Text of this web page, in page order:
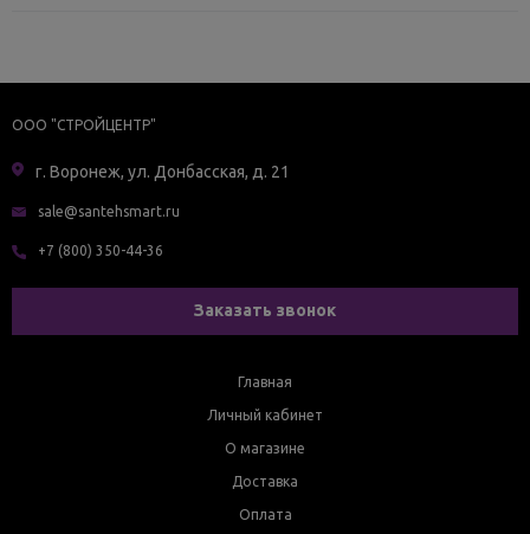
ООО "СТРОЙЦЕНТР"
г. Воронеж, ул. Донбасская, д. 21
sale@santehsmart.ru
+7 (800) 350-44-36
Заказать звонок
Главная
Личный кабинет
О магазине
Доставка
Оплата